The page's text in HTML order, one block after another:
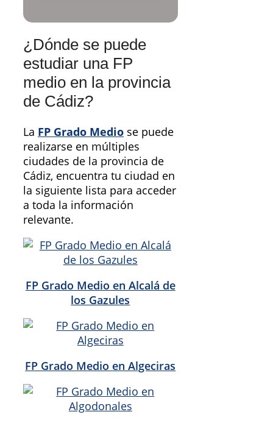
¿Dónde se puede
estudiar una FP
medio en la provincia
de Cádiz?
La FP Grado Medio se puede
realizarse en múltiples
ciudades de la provincia de
Cádiz, encuentra tu ciudad en
la siguiente lista para acceder
a toda la información
relevante.
FP Grado Medio en Alcalá de
los Gazules
FP Grado Medio en Algeciras